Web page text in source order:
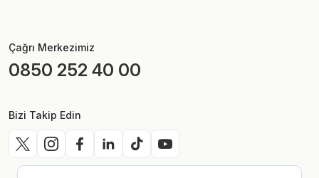
Çağrı Merkezimiz
0850 252 40 00
Bizi Takip Edin